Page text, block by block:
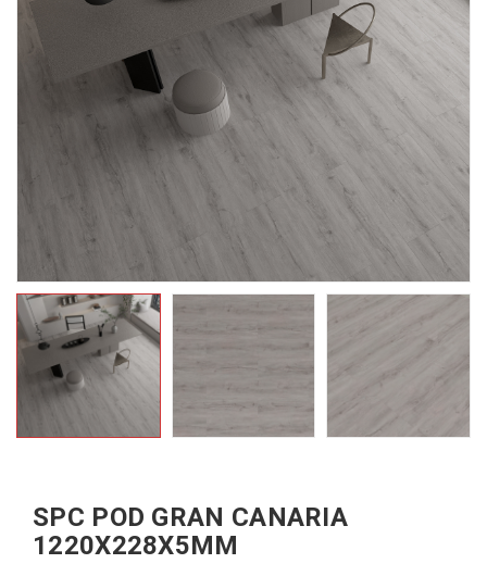
SPC POD GRAN CANARIA
1220X228X5MM